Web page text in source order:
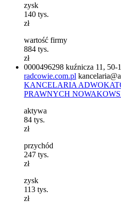
zysk
140 tys.
zł
wartość firmy
884 tys.
zł
0000496298 kuźnicza 11, 50-
radcowie.com.pl
KANCELARIA
PRAWNYCH
aktywa
84 tys.
zł
przychód
247 tys.
zł
zysk
113 tys.
zł